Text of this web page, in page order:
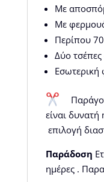
Με
Με
Περίπου
Δύο
Εσωτερική
είναι
επιλογή
Παράδοση
ημέρες .